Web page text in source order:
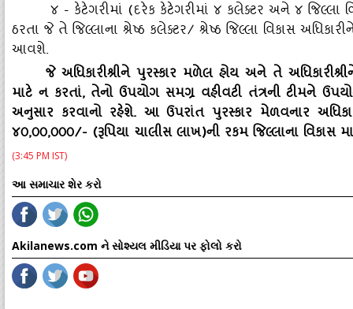
૪ - કેટેગરીમાં (દરેક કેટેગરીમાં ૪ કલેક્‍ટર અને ૪ જિલ્લા
ઠરતા જે તે જિલ્લાના શ્રેષ્ઠ કલેક્‍ટર/ શ્રેષ્ઠ જિલ્લા વિકાસ
આવશે.
જે અધિકારીશ્રીને પુરસ્‍કાર મળેલ હોય અને તે
માટે ન કરતાં, તેનો ઉપયોગ સમગ્ર વહીવટી તંત્રની ટીમને
અનુસાર કરવાનો રહેશે. આ ઉપરાંત પુરસ્‍કાર મેળવનાર
૪૦,૦૦,૦૦૦/- (રૂપિયા ચાલીસ લાખ)ની રકમ જિલ્લાના
(3:45 PM IST)
આ સમાચાર શેર કરો
Akilanews.com ને સોશ્યલ મીડિયા પર ફોલો કરો